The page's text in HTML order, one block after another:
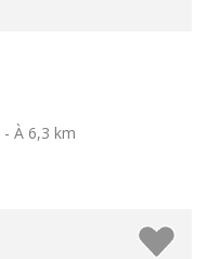
- À 6,3 km